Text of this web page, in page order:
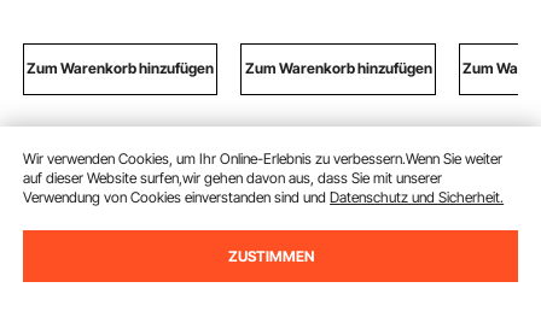
Pizzakocher für
Camping im Freien &
Zum Warenkorb hinzufügen
Atomatischer
Schweinefleisch-
Zum Warenkorb hinzufügen Zum
Empfohlene Suchabfragen
Dutch Mini Pfannkuchen Maschine Ice-Cream-
Wir verwenden Cookies, um Ihr Online-Erlebnis zu verbessern.Wenn Sie weiter
auf dieser Website surfen,wir gehen davon aus, dass Sie mit unserer
Verwendung von Cookies einverstanden sind undDatenschutz und Sicherheit.
ZUSTIMMEN